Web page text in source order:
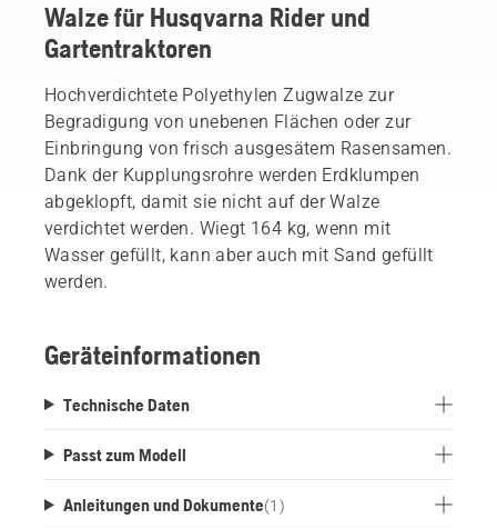
Walze für Husqvarna Rider und
Gartentraktoren
Hochverdichtete Polyethylen Zugwalze zur
Begradigung von unebenen Flächen oder zur
Einbringung von frisch ausgesätem Rasensamen.
Dank der Kupplungsrohre werden Erdklumpen
abgeklopft, damit sie nicht auf der Walze
verdichtet werden. Wiegt 164 kg, wenn mit
Wasser gefüllt, kann aber auch mit Sand gefüllt
werden.
Geräteinformationen
Technische Daten
Passt zum Modell
Anleitungen und Dokumente(1 )